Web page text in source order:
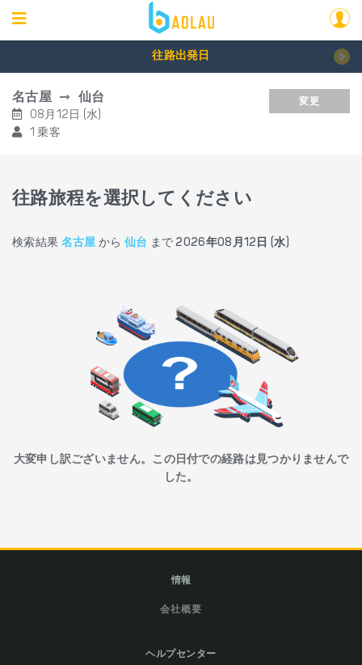
往路出発日
名古屋 仙台
08月12日 (水)
1 乗客
変更
往路旅程を選択してください
検索結果 名古屋 から 仙台 まで2026年08月12日 (水)
大変申し訳ございません。この日付での経路は見つかりませんで
した。
情報
会社概要
ヘルプセンター